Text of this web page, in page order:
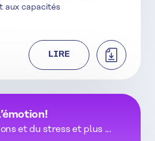
aux capacités
LIRE
et du stress et plus ...